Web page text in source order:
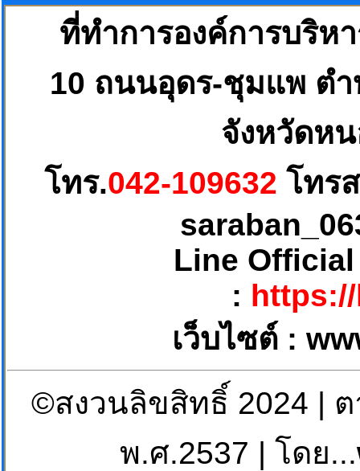
ที่ทำการองค์การบริห
10 ถนนอุดร-ชุมแพ ตำ
จังหวัดห
โทร.042-109632 โทร
Line
:
เว็บไซต์ :
©สงวนลิขสิทธิ์ 2024 |
พ.ศ.2537 | โดย...